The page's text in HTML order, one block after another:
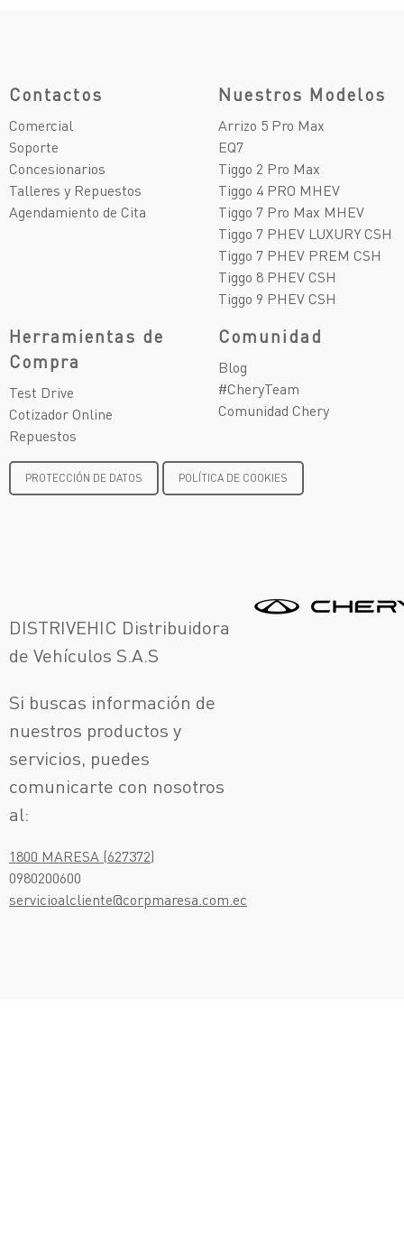
Contactos
Comercial
Soporte
Concesionarios
Talleres y Repuestos
Agendamiento de Cita
Nuestros Modelos
Arrizo 5 Pro Max
EQ7
Tiggo 2 Pro Max
Tiggo 4 PRO MHEV
Tiggo 7 Pro Max MHEV
Tiggo 7 PHEV LUXURY CSH
Tiggo 7 PHEV PREM CSH
Tiggo 8 PHEV CSH
Tiggo 9 PHEV CSH
Herramientas de
Compra
Test Drive
Cotizador Online
Repuestos
Comunidad
Blog
#CheryTeam
Comunidad Chery
PROTECCIÓN DE DATOS POLÍTICA DE COOKIES
DISTRIVEHIC Distribuidora
de Vehículos S.A.S
Si buscas información de
nuestros productos y
servicios, puedes
comunicarte con nosotros
al:
1800 MARESA (627372)
0980200600
servicioalcliente@corpmaresa.com.ec